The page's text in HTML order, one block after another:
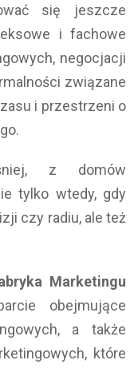
się jeszcze
i fachowe
negocjacji
związane
i przestrzeni o
z domów
tylko wtedy, gdy
czy radiu, ale też
Marketingu
obejmujące
a także
które